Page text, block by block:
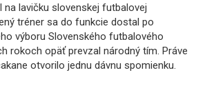
na lavičku slovenskej futbalovej
tréner sa do funkcie dostal po
výboru Slovenského futbalového
rokoch opäť prevzal národný tím. Práve
otvorilo jednu dávnu spomienku.